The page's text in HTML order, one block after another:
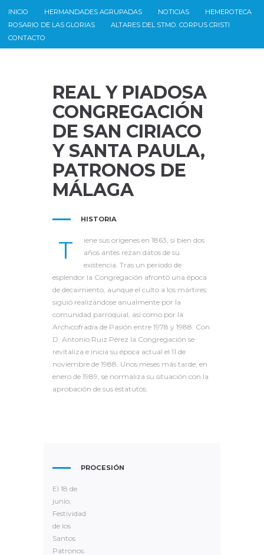
INICIO HERMANDADES AGRUPADAS NOTICIAS
HEMEROTECA
ROSARIO DE LAS GLORIAS
ALTARES DEL STMO. CORPUS CRISTI
CONTACTO
REAL Y PIADOSA
CONGREGACIÓN
DE SAN CIRIACO
Y SANTA PAULA,
PATRONOS DE
MÁLAGA
HISTORIA
T
iene sus orígenes en 1863, si bien dos
años antes rezan datos de su
existencia. Tras un periodo de
esplendor la Congregación afrontó una época
de decaimiento, aunque el culto a los mártires
siguió realizándose anualmente por la
comunidad parroquial, así como por la
Archicofradía de Pasión entre 1978 y 1988. Con
D. Antonio Ruiz Pérez la Congregación se
revitaliza e inicia su época actual el 11 de
noviembre de 1988. Unos meses más tarde, en
enero de 1989, se normaliza su situación con la
aprobación de sus estatutos.
PROCESIÓN
El 18 de
junio,
Festividad
de los
Santos
Patronos.